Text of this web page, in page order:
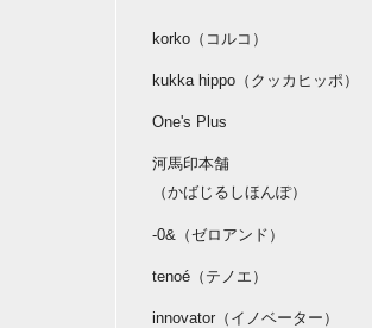
korko（コルコ）
kukka hippo（クッカヒッポ）
One's Plus
河馬印本舗
（かばじるしほんぽ）
-0&（ゼロアンド）
tenoé（テノエ）
innovator（イノベーター）